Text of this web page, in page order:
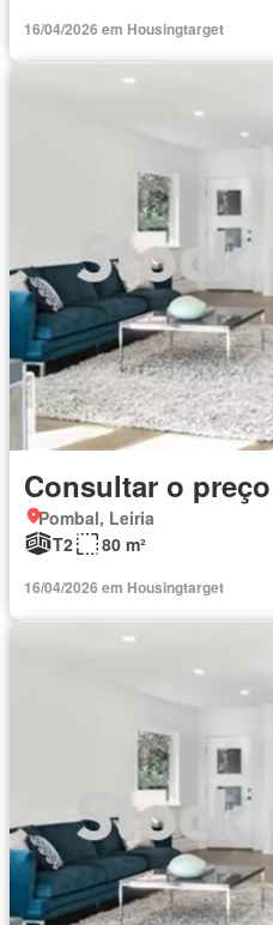
16/04/2026 em Housingtarget
Consultar o preço
Pombal, Leiria
T2
80 m²
16/04/2026 em Housingtarget